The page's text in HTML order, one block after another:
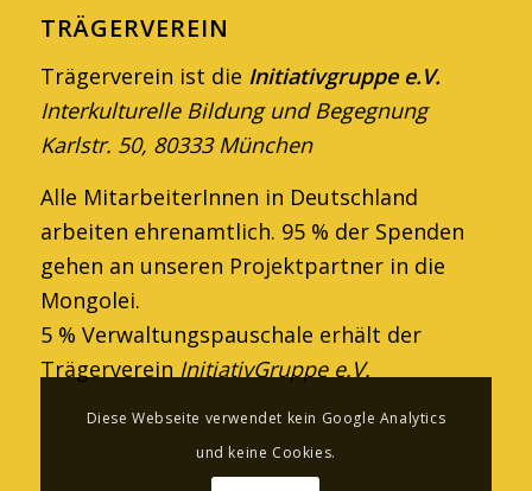
TRÄGERVEREIN
Trägerverein ist die Initiativgruppe e.V.
Interkulturelle Bildung und Begegnung
Karlstr. 50, 80333 München
Alle MitarbeiterInnen in Deutschland
arbeiten ehren­amtlich. 95 % der Spenden
gehen an unseren Projektpartner in die
Mongolei.
5 % Verwaltungspauschale erhält der
Trägerverein InitiativGruppe e.V.
Diese Webseite verwendet kein Google Analytics
und keine Cookies.